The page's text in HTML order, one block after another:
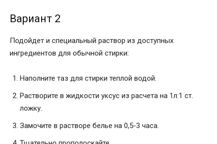
Вариант 2
Подойдет и специальный раствор из доступных
ингредиентов для обычной стирки:
Наполните таз для стирки теплой водой.
Растворите в жидкости уксус из расчета на 1л:1 ст.
ложку.
Замочите в растворе белье на 0,5-3 часа.